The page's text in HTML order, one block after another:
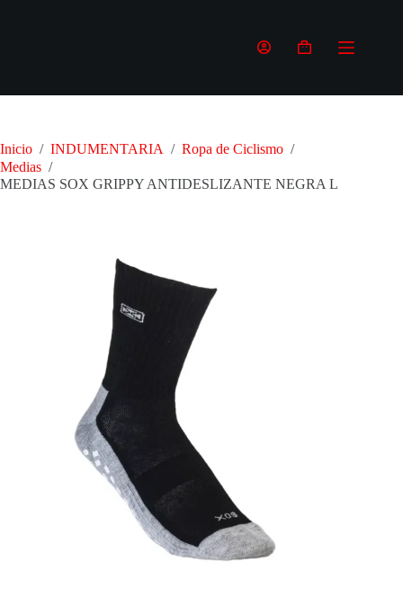
Carro
Inicio / INDUMENTARIA / Ropa de Ciclismo /
Medias /
MEDIAS SOX GRIPPY ANTIDESLIZANTE NEGRA L